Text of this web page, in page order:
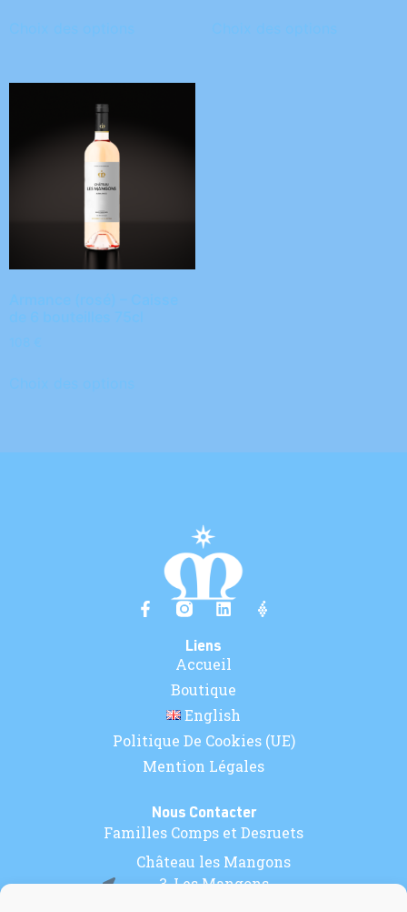
Liens
Accueil
Boutique
English
Politique De Cookies (UE)
Mention Légales
Nous Contacter
Familles Comps et Desruets
Château les Mangons
3, Les Mangons